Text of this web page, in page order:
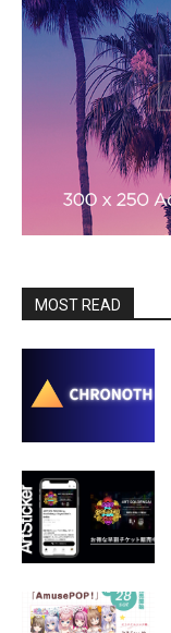
MOST READ